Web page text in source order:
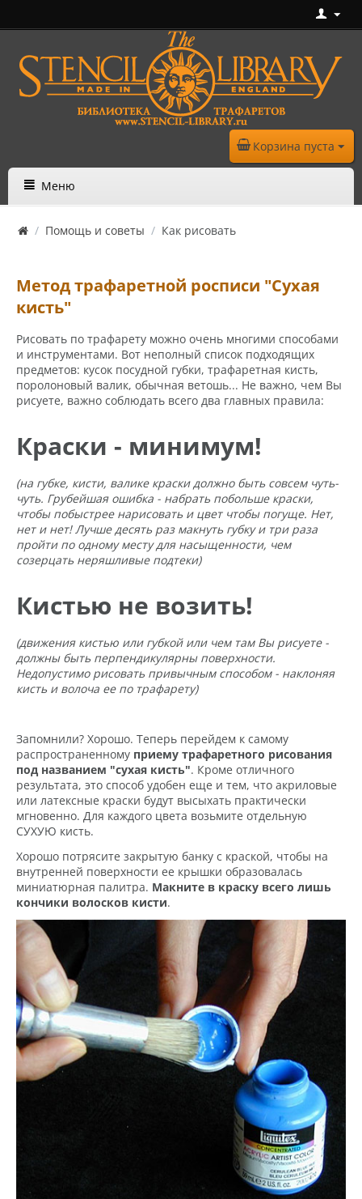
Корзина пуста
Меню
/ Помощь и советы / Как рисовать
Метод трафаретной росписи "Сухая
кисть"
Рисовать по трафарету можно очень многими способами
и инструментами. Вот неполный список подходящих
предметов: кусок посудной губки, трафаретная кисть,
поролоновый валик, обычная ветошь... Не важно, чем Вы
рисуете, важно соблюдать всего два главных правила:
Краски - минимум!
(на губке, кисти, валике краски должно быть совсем чуть-
чуть. Грубейшая ошибка - набрать побольше краски,
чтобы побыстрее нарисовать и цвет чтобы погуще. Нет,
нет и нет! Лучше десять раз макнуть губку и три раза
пройти по одному месту для насыщенности, чем
созерцать неряшливые подтеки)
Кистью не возить!
(движения кистью или губкой или чем там Вы рисуете -
должны быть перпендикулярны поверхности.
Недопустимо рисовать привычным способом - наклоняя
кисть и волоча ее по трафарету)
Запомнили? Хорошо. Теперь перейдем к самому
распространенному приему трафаретного рисования
под названием "сухая кисть". Кроме отличного
результата, это способ удобен еще и тем, что акриловые
или латексные краски будут высыхать практически
мгновенно. Для каждого цвета возьмите отдельную
СУХУЮ кисть.
Хорошо потрясите закрытую банку с краской, чтобы на
внутренней поверхности ее крышки образовалась
миниатюрная палитра. Макните в краску всего лишь
кончики волосков кисти.